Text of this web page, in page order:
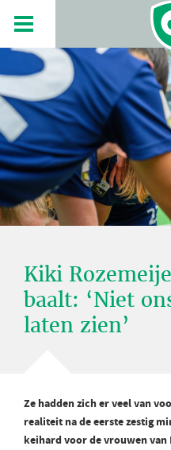
Kiki
baalt: ‘Niet
laten zien’
Ze hadden zich er veel van
realiteit na de eerste zestig
keihard voor de vrouwen van